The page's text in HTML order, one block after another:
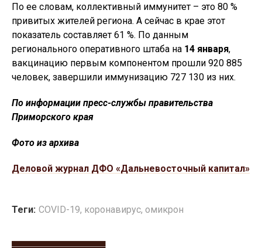
По ее словам, коллективный иммунитет – это 80 %
привитых жителей региона. А сейчас в крае этот
показатель составляет 61 %. По данным
регионального оперативного штаба на 14 января,
вакцинацию первым компонентом прошли 920 885
человек, завершили иммунизацию 727 130 из них.
По информации пресс-службы правительства
Приморского края
Фото из архива
Деловой журнал ДФО «Дальневосточный капитал»
Теги: COVID-19, коронавирус, омикрон